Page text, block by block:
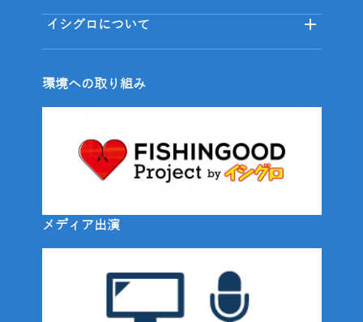
イシグロについて
環境への取り組み
メディア出演